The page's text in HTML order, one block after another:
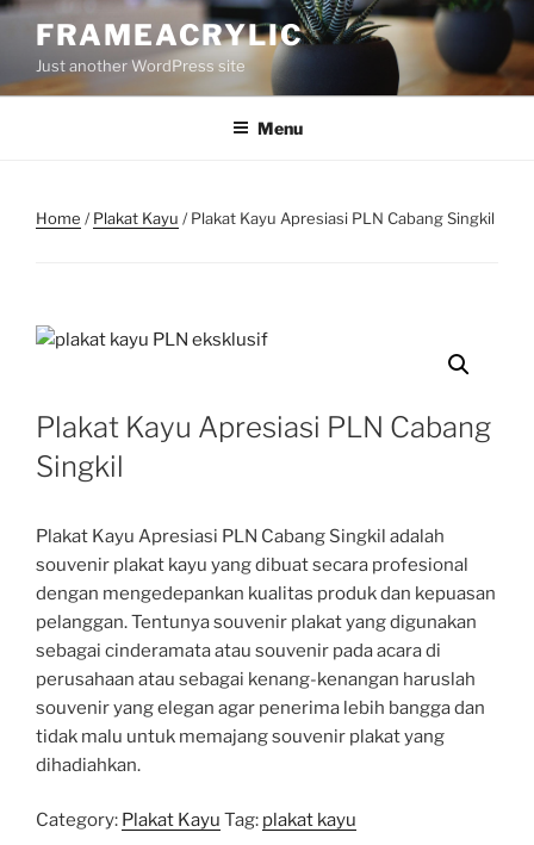
Skip
content
FRAMEACRYLIC
Just another WordPress site
Menu
Home /Plakat Kayu / Plakat Kayu Apresiasi PLN Cabang Singkil
Plakat Kayu Apresiasi PLN Cabang
Singkil
Plakat Kayu Apresiasi PLN Cabang Singkil adalah
souvenir plakat kayu yang dibuat secara profesional
dengan mengedepankan kualitas produk dan kepuasan
pelanggan. Tentunya souvenir plakat yang digunakan
sebagai cinderamata atau souvenir pada acara di
perusahaan atau sebagai kenang-kenangan haruslah
souvenir yang elegan agar penerima lebih bangga dan
tidak malu untuk memajang souvenir plakat yang
dihadiahkan.
Category: Plakat Kayu Tag: plakat kayu